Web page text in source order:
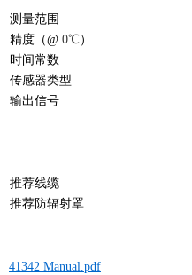
测量范围
精度（@ 0℃）
时间常数
传感器类型
输出信号
推荐线缆
推荐防辐射罩
41342 Manual.pdf